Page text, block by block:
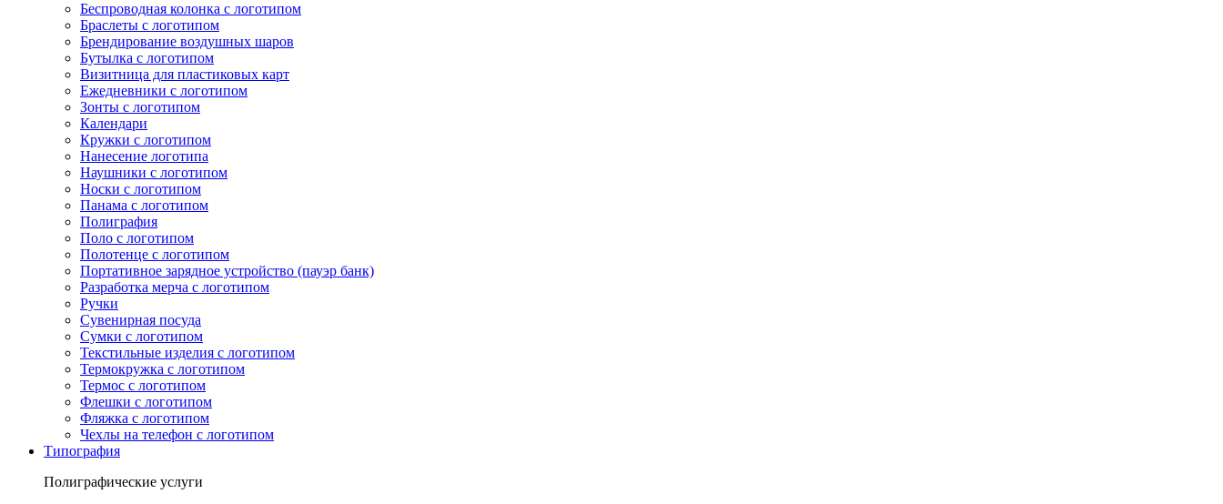
Беспроводная колонка с логотипом
Браслеты с логотипом
Брендирование воздушных шаров
Бутылка с логотипом
Визитница для пластиковых карт
Ежедневники с логотипом
Зонты с логотипом
Календари
Кружки с логотипом
Нанесение логотипа
Наушники с логотипом
Носки с логотипом
Панама с логотипом
Полиграфия
Поло с логотипом
Полотенце с логотипом
Портативное зарядное устройство (пауэр банк)
Разработка мерча с логотипом
Ручки
Сувенирная посуда
Сумки с логотипом
Текстильные изделия с логотипом
Термокружка с логотипом
Термос с логотипом
Флешки с логотипом
Фляжка с логотипом
Чехлы на телефон с логотипом
Типография
Полиграфические услуги